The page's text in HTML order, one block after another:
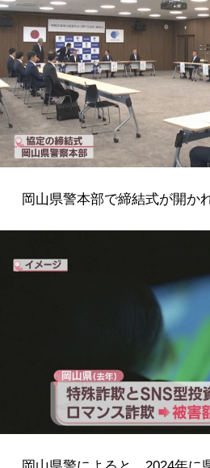
岡山県警本部で締結式が開か